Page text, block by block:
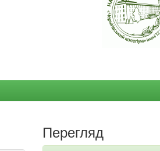
Перегляд